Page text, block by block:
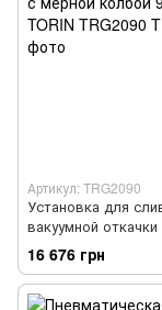
Артикул: TRG2090
Установка для
вакуумной
мерной колбой 90л
TRG2090
16 676 грн